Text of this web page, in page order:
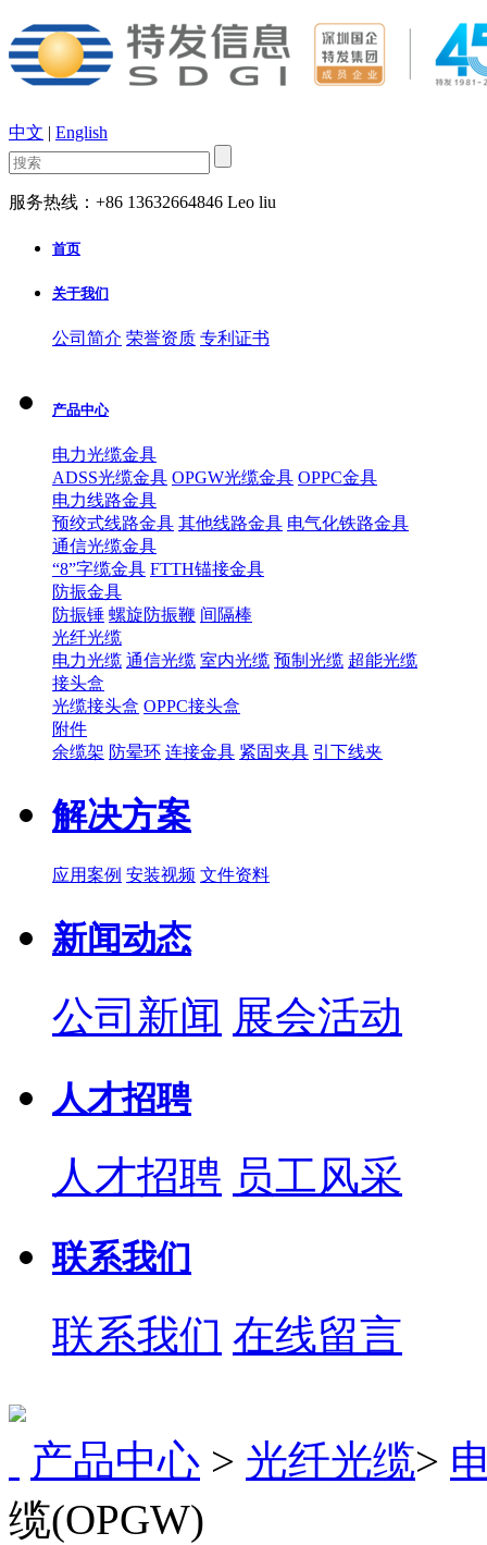
中文 | English
服务热线：+86 13632664846 Leo liu
首页
关于我们
公司简介 荣誉资质 专利证书
产品中心
电力光缆金具
ADSS光缆金具 OPGW光缆金具 OPPC金具
电力线路金具
预绞式线路金具 其他线路金具 电气化铁路金具
通信光缆金具
“8”字缆金具 FTTH锚接金具
防振金具
防振锤 螺旋防振鞭 间隔棒
光纤光缆
电力光缆 通信光缆 室内光缆 预制光缆 超能光缆
接头盒
光缆接头盒 OPPC接头盒
附件
余缆架 防晕环 连接金具 紧固夹具 引下线夹
解决方案
应用案例 安装视频 文件资料
新闻动态
公司新闻 展会活动
人才招聘
人才招聘 员工风采
联系我们
联系我们 在线留言
产品中心 > 光纤光缆>
缆(OPGW)